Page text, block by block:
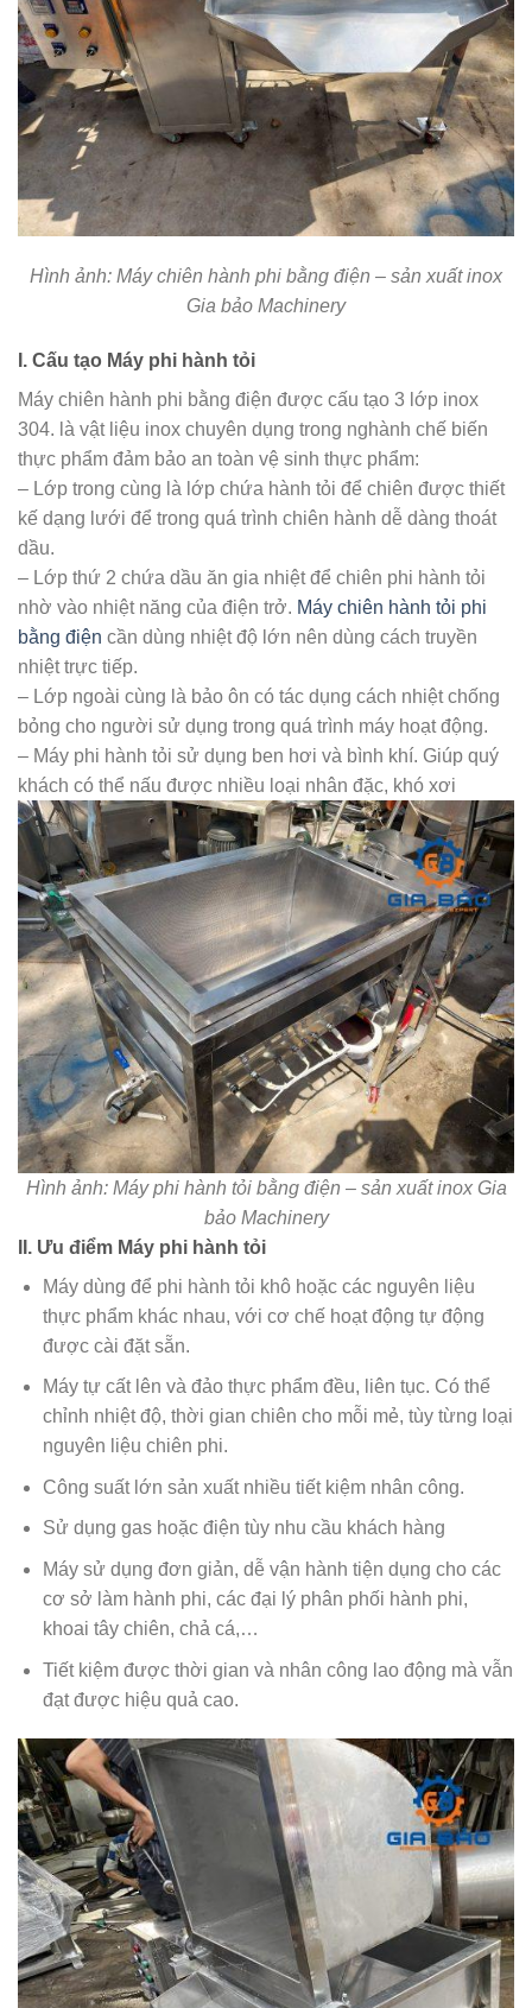
Hình ảnh: Máy chiên hành phi bằng điện – sản xuất inox
Gia bảo Machinery
I. Cấu tạo Máy phi hành tỏi
Máy chiên hành phi bằng điện được cấu tạo 3 lớp inox
304. là vật liệu inox chuyên dụng trong nghành chế biến
thực phẩm đảm bảo an toàn vệ sinh thực phẩm:
– Lớp trong cùng là lớp chứa hành tỏi để chiên được thiết
kế dạng lưới để trong quá trình chiên hành dễ dàng thoát
dầu.
– Lớp thứ 2 chứa dầu ăn gia nhiệt để chiên phi hành tỏi
nhờ vào nhiệt năng của điện trở. Máy chiên hành tỏi phi
bằng điện cần dùng nhiệt độ lớn nên dùng cách truyền
nhiệt trực tiếp.
– Lớp ngoài cùng là bảo ôn có tác dụng cách nhiệt chống
bỏng cho người sử dụng trong quá trình máy hoạt động.
– Máy phi hành tỏi sử dụng ben hơi và bình khí. Giúp quý
khách có thể nấu được nhiều loại nhân đặc, khó xơi
Hình ảnh: Máy phi hành tỏi bằng điện – sản xuất inox Gia
bảo Machinery
II. Ưu điểm Máy phi hành tỏi
Máy dùng để phi hành tỏi khô hoặc các nguyên liệu
thực phẩm khác nhau, với cơ chế hoạt động tự động
được cài đặt sẵn.
Máy tự cất lên và đảo thực phẩm đều, liên tục. Có thể
chỉnh nhiệt độ, thời gian chiên cho mỗi mẻ, tùy từng loại
nguyên liệu chiên phi.
Công suất lớn sản xuất nhiều tiết kiệm nhân công.
Sử dụng gas hoặc điện tùy nhu cầu khách hàng
Máy sử dụng đơn giản, dễ vận hành tiện dụng cho các
cơ sở làm hành phi, các đại lý phân phối hành phi,
khoai tây chiên, chả cá,…
Tiết kiệm được thời gian và nhân công lao động mà vẫn
đạt được hiệu quả cao.